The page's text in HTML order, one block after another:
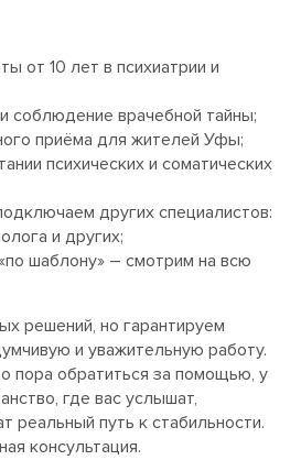
от 10 лет в психиатрии и
соблюдение врачебной тайны;
приёма для жителей Уфы;
психических и соматических
других специалистов:
и других;
шаблону» – смотрим на всю
решений, но гарантируем
и уважительную работу.
пора обратиться за помощью, у
где вас услышат,
реальный путь к стабильности.
консультация.